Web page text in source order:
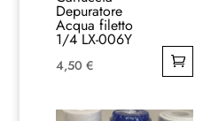
Depuratore
Acqua filetto
1/4 LX-006Y
4,50 €